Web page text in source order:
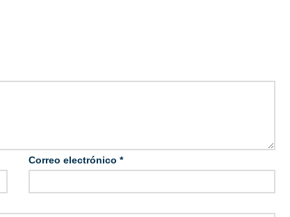
Correo electrónico *